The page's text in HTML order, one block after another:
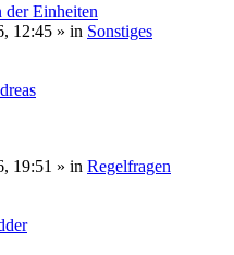
Einheiten
12:45 » in Sonstiges
19:51 » in Regelfragen